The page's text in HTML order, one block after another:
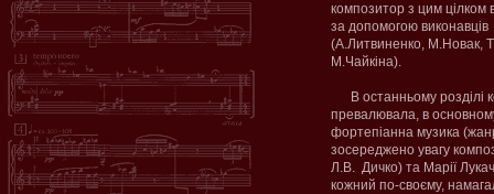
композитор з цим цілком
за допомогою виконавців
(А.Литвиненко, М.Новак,
М.Чайкіна).
В останньому розділі
превалювала, в
фортепіанна музика
зосереджено увагу
Л.В. Дичко) та Марії
кожний по-своєму,